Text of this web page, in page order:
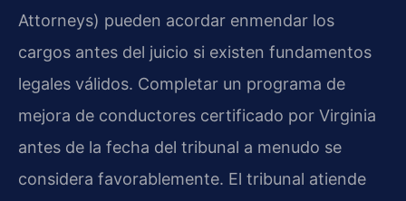
Attorneys) pueden acordar enmendar los
cargos antes del juicio si existen fundamentos
legales válidos. Completar un programa de
mejora de conductores certificado por Virginia
antes de la fecha del tribunal a menudo se
considera favorablemente. El tribunal atiende